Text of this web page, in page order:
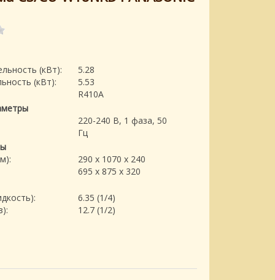
(кВт):
5.28
(кВт):
5.53
R410A
220-240 В, 1 фаза, 50
Гц
290 x 1070 x 240
695 x 875 x 320
6.35 (1/4)
12.7 (1/2)